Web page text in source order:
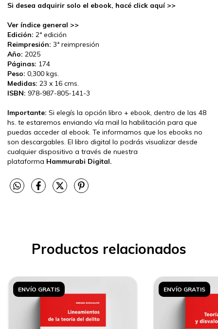
Si desea adquirir solo el ebook, hacé click aquí >>
Ver índice general >>
Edición: 2ª edición
Reimpresión: 3ª reimpresión
Año: 2025
Páginas: 174
Peso: 0,300 kgs.
Medidas: 23 x 16 cms.
ISBN: 978-987-805-141-3
Importante: Si elegís la opción libro + ebook, dentro de las 48
hs. te estaremos enviando vía mail la habilitación para que
puedas acceder al ebook. Te informamos que los ebooks no
son descargables. El libro digital lo podrás visualizar desde
cualquier dispositivo a través de nuestra
plataforma Hammurabi Digital.
Productos relacionados
ENVÍO GRATIS ENVÍO GRATIS